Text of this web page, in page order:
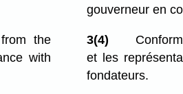
gouverneur en
the
with
3(4)
et les
fondateurs.